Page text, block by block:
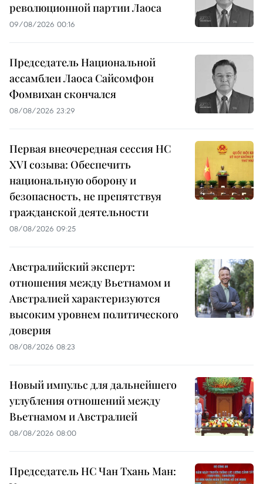
революционной партии Лаоса
09/08/2026 00:16
Председатель Национальной
ассамблеи Лаоса Сайсомфон
Фомвихан скончался
08/08/2026 23:29
Первая внеочередная сессия НС
XVI созыва: Обеспечить
национальную оборону и
безопасность, не препятствуя
гражданской деятельности
08/08/2026 09:25
Австралийский эксперт:
отношения между Вьетнамом и
Австралией характеризуются
высоким уровнем политического
доверия
08/08/2026 08:23
Новый импульс для дальнейшего
углубления отношений между
Вьетнамом и Австралией
08/08/2026 08:00
Председатель НС Чан Тхань Ман: